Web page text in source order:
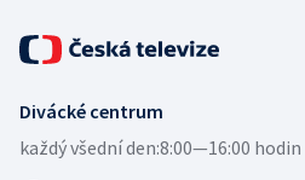
Divácké centrum
každý všední den:8:00—16:00 hodin